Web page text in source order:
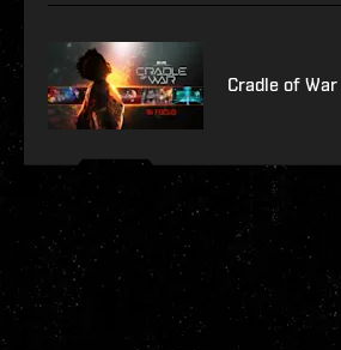
Cradle of